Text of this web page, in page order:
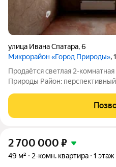
улица Ивана Спатара,6
Микрорайон «Город Природы»,
Продаётся светлая 2-
Природы Район:
Спатара, дом 20. О квартире:
5 этажей. Планировка: две
2 700 000 ₽
49 м² 2-комн. квартира 1 этаж